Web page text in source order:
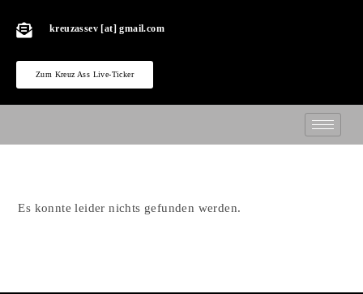
kreuzassev [at] gmail.com
Zum Kreuz Ass Live-Ticker
Es konnte leider nichts gefunden werden.